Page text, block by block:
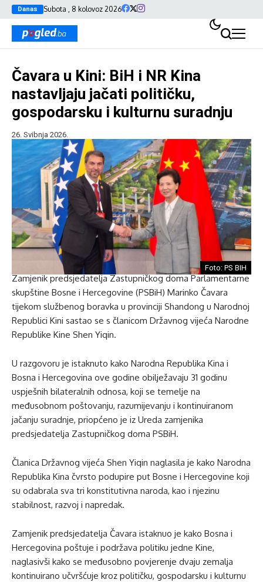
Danas Subota , 8 kolovoz 2026
Čavara u Kini: BiH i NR Kina
nastavljaju jačati političku,
gospodarsku i kulturnu suradnju
26. Svibnja 2026.
Foto: PS BIH
Zamjenik predsjedatelja Zastupničkog doma Parlamentarne
skupštine Bosne i Hercegovine (PSBiH) Marinko Čavara
tijekom službenog boravka u provinciji Shandong u Narodnoj
Republici Kini sastao se s članicom Državnog vijeća Narodne
Republike Kine Shen Yiqin.
U razgovoru je istaknuto kako Narodna Republika Kina i
Bosna i Hercegovina ove godine obilježavaju 31 godinu
uspješnih bilateralnih odnosa, koji se temelje na
međusobnom poštovanju, razumijevanju i kontinuiranom
jačanju suradnje, priopćeno je iz Ureda zamjenika
predsjedatelja Zastupničkog doma PSBiH.
Članica Državnog vijeća Shen Yiqin naglasila je kako Narodna
Republika Kina čvrsto podupire put Bosne i Hercegovine koji
su odabrala sva tri konstitutivna naroda, kao i njezinu
stabilnost, razvoj i napredak.
Zamjenik predsjedatelja Čavara istaknuo je kako Bosna i
Hercegovina poštuje i podržava politiku jedne Kine,
naglasivši kako se međusobno povjerenje dvaju zemalja
kontinuirano učvršćuje kroz političku, gospodarsku i kulturnu